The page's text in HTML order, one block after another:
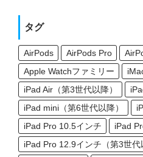
タグ
AirPods AirPods Pro
Apple Watchファミリー
iPad Air（第3世代以降）
iPad mini（第6世代以降）
iPad Pro 10.5インチ
iPad
iPad Pro 12.9インチ（第3世代